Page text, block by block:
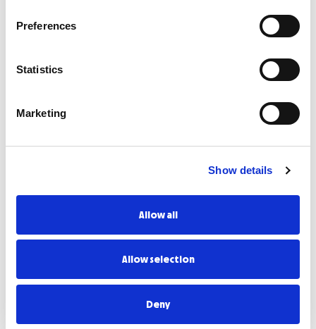
Preferences
Statistics
Marketing
Show details
Allow all
Allow selection
Deny
Sustainable official provisioning
Media Partner